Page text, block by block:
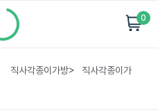
0
직사각종이가방>
직사각종이가